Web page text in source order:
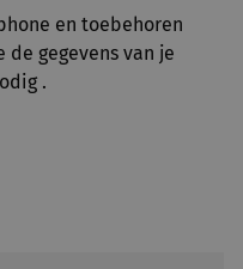
en toebehoren
de gegevens van je
.